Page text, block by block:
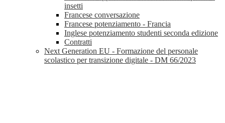
insetti
Francese conversazione
Francese potenziamento - Francia
Inglese potenziamento studenti seconda edizione
Contratti
Next Generation EU - Formazione del personale
scolastico per transizione digitale - DM 66/2023